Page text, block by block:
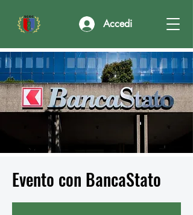
Accedi
Evento con BancaStato